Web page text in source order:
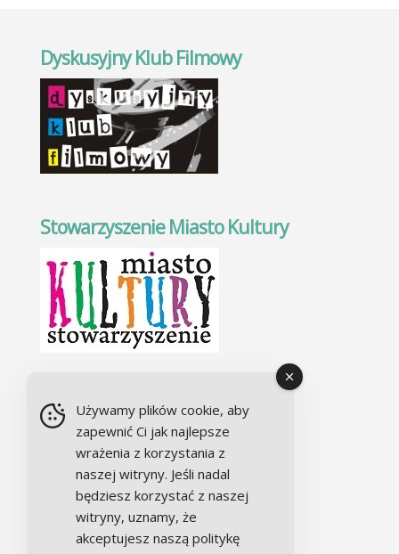
Dyskusyjny Klub Filmowy
Stowarzyszenie Miasto Kultury
Chór Alla camera
Używamy plików cookie, aby
zapewnić Ci jak najlepsze
wrażenia z korzystania z
naszej witryny. Jeśli nadal
będziesz korzystać z naszej
witryny, uznamy, że
akceptujesz naszą politykę